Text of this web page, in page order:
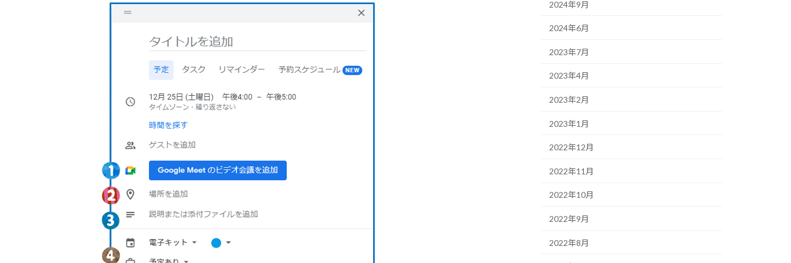
2024年9月
2024年6月
2023年7月
2023年4月
2023年2月
2023年1月
2022年12月
2022年11月
2022年10月
2022年9月
2022年8月